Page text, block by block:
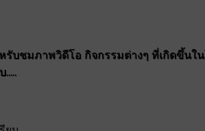
บชมภาพวิดีโอ กิจกรรมต่างๆ ที่เกิดขึ้นใน